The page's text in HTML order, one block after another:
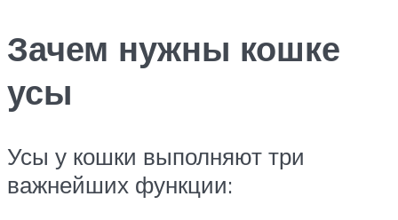
Зачем нужны кошке
усы
Усы у кошки выполняют три
важнейших функции: